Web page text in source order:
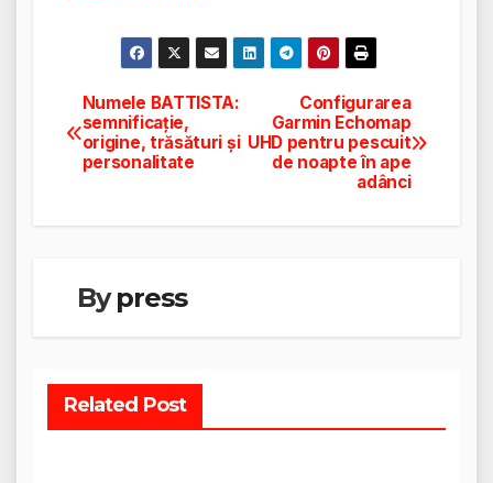
Navigare
în
Configurarea
Garmin Echomap
UHD pentru pescuit
de noapte în ape
adânci
Numele BATTISTA:
semnificație,
origine, trăsături și
personalitate
Bypress
Related Post